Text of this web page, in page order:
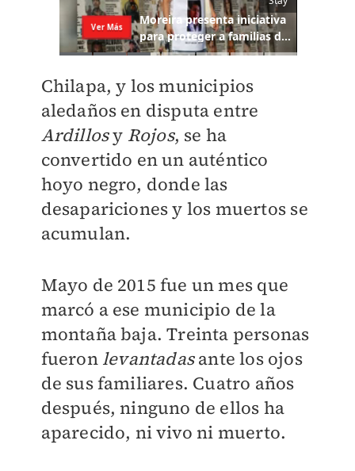
Chilapa, y los municipios
aledaños en disputa entre
Ardillosy Rojos, se ha
convertido en un auténtico
hoyo negro, donde las
desapariciones y los muertos se
acumulan.
Mayo de 2015 fue un mes que
marcó a ese municipio de la
montaña baja. Treinta personas
fueron levantadasante los ojos
de sus familiares. Cuatro años
después, ninguno de ellos ha
aparecido, ni vivo ni muerto.